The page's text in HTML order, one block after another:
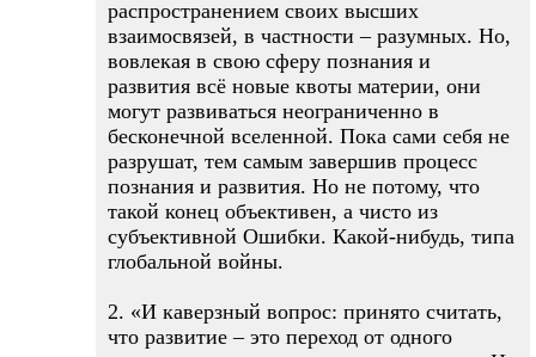
распространением своих высших
взаимосвязей, в частности – разумных. Но,
вовлекая в свою сферу познания и
развития всё новые квоты материи, они
могут развиваться неограниченно в
бесконечной вселенной. Пока сами себя не
разрушат, тем самым завершив процесс
познания и развития. Но не потому, что
такой конец объективен, а чисто из
субъективной Ошибки. Какой-нибудь, типа
глобальной войны.
2. «И каверзный вопрос: принято считать,
что развитие – это переход от одного